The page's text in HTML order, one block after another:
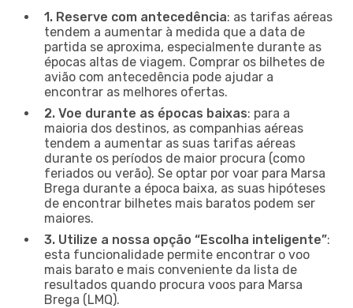
1. Reserve com antecedência: as tarifas aéreas
tendem a aumentar à medida que a data de
partida se aproxima, especialmente durante as
épocas altas de viagem. Comprar os bilhetes de
avião com antecedência pode ajudar a
encontrar as melhores ofertas.
2. Voe durante as épocas baixas: para a
maioria dos destinos, as companhias aéreas
tendem a aumentar as suas tarifas aéreas
durante os períodos de maior procura (como
feriados ou verão). Se optar por voar para Marsa
Brega durante a época baixa, as suas hipóteses
de encontrar bilhetes mais baratos podem ser
maiores.
3. Utilize a nossa opção “Escolha inteligente”:
esta funcionalidade permite encontrar o voo
mais barato e mais conveniente da lista de
resultados quando procura voos para Marsa
Brega (LMQ).